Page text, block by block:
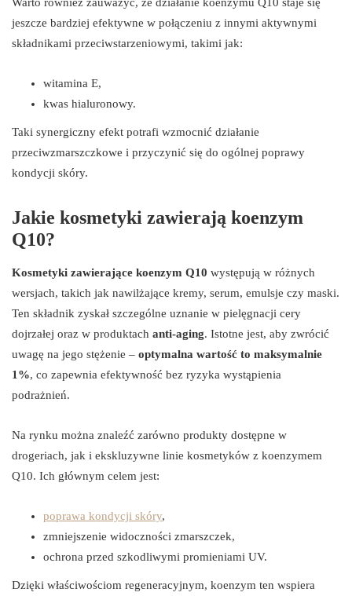
jeszcze bardziej efektywne w połączeniu z innymi aktywnymi
składnikami przeciwstarzeniowymi, takimi jak:
witamina E,
kwas hialuronowy.
Taki synergiczny efekt potrafi wzmocnić działanie
przeciwzmarszczkowe i przyczynić się do ogólnej poprawy
kondycji skóry.
Jakie kosmetyki zawierają koenzym
Q10?
Kosmetyki zawierające koenzym Q10 występują w różnych
wersjach, takich jak nawilżające kremy, serum, emulsje czy maski.
Ten składnik zyskał szczególne uznanie w pielęgnacji cery
dojrzałej oraz w produktach anti-aging. Istotne jest, aby zwrócić
uwagę na jego stężenie – optymalna wartość to maksymalnie
1%, co zapewnia efektywność bez ryzyka wystąpienia
podrażnień.
Na rynku można znaleźć zarówno produkty dostępne w
drogeriach, jak i ekskluzywne linie kosmetyków z koenzymem
Q10. Ich głównym celem jest:
poprawa kondycji skóry,
zmniejszenie widoczności zmarszczek,
ochrona przed szkodliwymi promieniami UV.
Dzięki właściwościom regeneracyjnym, koenzym ten wspiera